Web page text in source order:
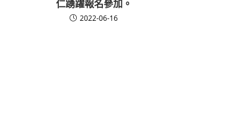
仁踴躍報名參加。
2022-06-16